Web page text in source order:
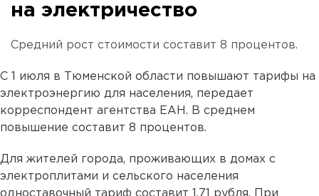
на электричество
Средний рост стоимости составит 8 процентов.
С 1 июля в Тюменской области повышают тарифы на
электроэнергию для населения, передает
корреспондент агентства ЕАН. В среднем
повышение составит 8 процентов.
Для жителей города, проживающих в домах с
электроплитами и сельского населения
одноставочный тариф составит 1,71 рубля. При